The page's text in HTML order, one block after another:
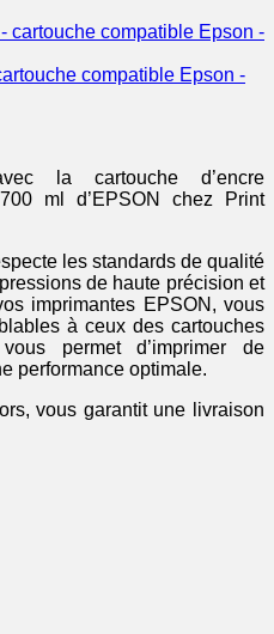
compatible Epson -
la cartouche d’encre
ml d’EPSON chez Print
les standards de qualité
de haute précision et
imprimantes EPSON, vous
à ceux des cartouches
permet d’imprimer de
performance optimale.
vous garantit une livraison